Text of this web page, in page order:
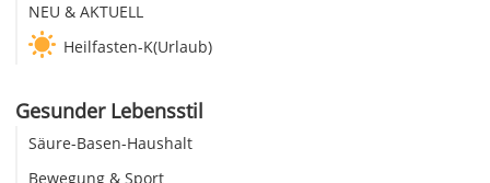
NEU & AKTUELL
Heilfasten-K(Urlaub)
Gesunder Lebensstil
Säure-Basen-Haushalt
Bewegung & Sport